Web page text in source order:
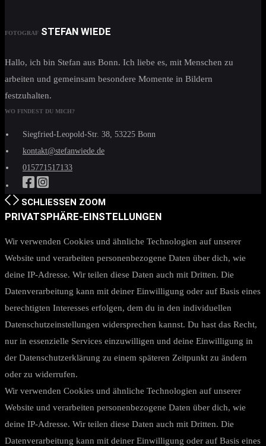
FOTOGRAF STEFAN WIEDE
Hallo, ich bin Stefan aus Bonn. Ich liebe es, mit Menschen zu
arbeiten und gemeinsam besondere Momente in Bildern
festzuhalten.
WO FINDEST DU MICH?
Siegfried-Leopold-Str. 38, 53225 Bonn
kontakt@stefanwiede.de
015771517133
SCHLIESSEN ZOOM
PRIVATSPHÄRE-EINSTELLUNGEN
Wir verwenden Cookies und ähnliche Technologien auf unserer
Website und verarbeiten personenbezogene Daten über dich, wie
deine IP-Adresse. Wir teilen diese Daten auch mit Dritten. Die
Datenverarbeitung kann mit deiner Einwilligung oder auf Basis eines
berechtigten Interesses erfolgen, dem du in den individuellen
Datenschutzeinstellungen widersprechen kannst. Du hast das Recht,
nur in essenzielle Services einzuwilligen und deine Einwilligung in
der Datenschutzerklärung zu einem späteren Zeitpunkt zu ändern
oder zu widerrufen.
Wir verwenden Cookies und ähnliche Technologien auf unserer
Website und verarbeiten personenbezogene Daten über dich, wie
deine IP-Adresse. Wir teilen diese Daten auch mit Dritten. Die
Datenverarbeitung kann mit deiner Einwilligung oder auf Basis eines